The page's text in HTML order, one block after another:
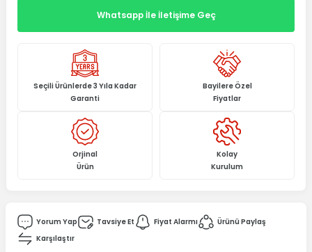
Whatsapp İle İletişime Geç
Seçili Ürünlerde 3 Yıla Kadar
Garanti
Bayilere Özel
Fiyatlar
Orjinal
Ürün
Kolay
Kurulum
Yorum Yap Tavsiye Et Fiyat Alarmı
Ürünü Paylaş
Karşılaştır